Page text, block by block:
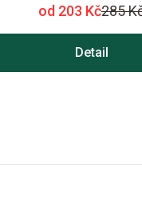
od 203 Kč285
Detail